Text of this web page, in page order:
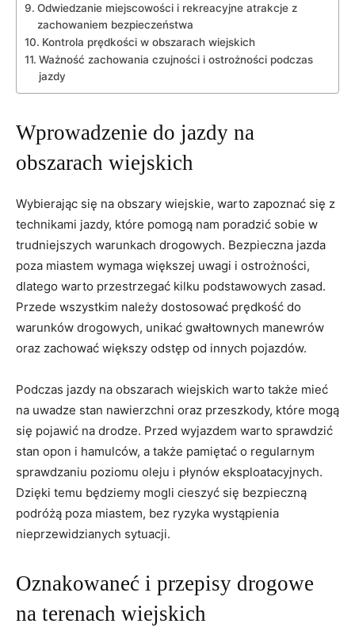
Odwiedzanie ‌miejscowości i ‌rekreacyjne atrakcje z
‍zachowaniem bezpieczeństwa
Kontrola prędkości w​ obszarach wiejskich
Ważność zachowania⁤ czujności i ostrożności podczas
jazdy
Wprowadzenie do jazdy​ na
‌obszarach wiejskich
Wybierając się⁢ na obszary⁢ wiejskie, warto zapoznać się⁢ z
technikami jazdy, które​ pomogą‍ nam‌ poradzić sobie w
‍trudniejszych warunkach⁣ drogowych. ⁤Bezpieczna ⁢jazda
poza⁢ miastem ‌wymaga większej uwagi i ostrożności,
dlatego warto przestrzegać​ kilku podstawowych zasad.
⁤Przede wszystkim należy dostosować prędkość do
⁤warunków⁣ drogowych, unikać gwałtownych manewrów
⁤oraz zachować ⁣większy ​odstęp od innych pojazdów.
Podczas jazdy na obszarach⁢ wiejskich warto⁢ także mieć‌
na uwadze stan ‍nawierzchni⁣ oraz przeszkody, ⁢które mogą
się pojawić na drodze.‍ Przed wyjazdem warto ‌sprawdzić
stan opon⁢ i hamulców, a także pamiętać o regularnym
‌sprawdzaniu poziomu oleju i płynów eksploatacyjnych.⁢
Dzięki temu będziemy mogli​ cieszyć ‌się ⁣bezpieczną‍
podróżą poza miastem, bez ryzyka wystąpienia
nieprzewidzianych ​sytuacji.
Oznakowaneć i przepisy ⁢drogowe
na terenach wiejskich